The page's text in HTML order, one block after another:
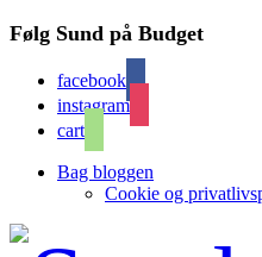
Følg Sund på Budget
facebook
instagram
cart
Bag bloggen
Cookie og